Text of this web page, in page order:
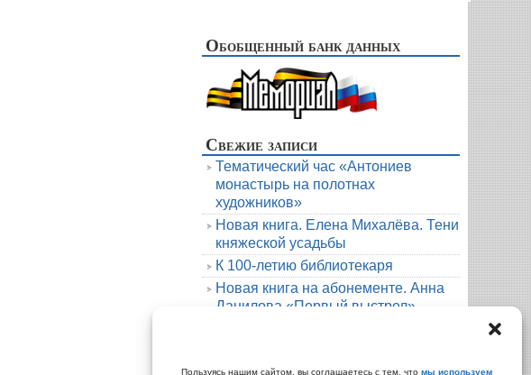
Пользуясь нашим сайтом, вы соглашаетесь с тем, что мы используем
Обобщенный банк данных
Свежие записи
Тематический час «Антониев
монастырь на полотнах
художников»
Новая книга. Елена Михалёва. Тени
княжеской усадьбы
К 100-летию библиотекаря
Новая книга на абонементе. Анна
Данилова «Первый выстрел»